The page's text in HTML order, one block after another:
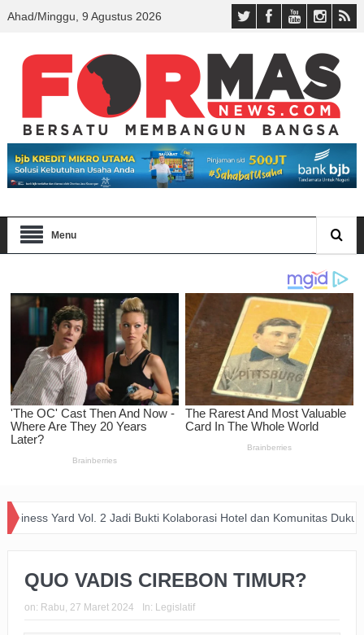
Ahad/Minggu, 9 Agustus 2026
Menu
Vol. 2 Jadi Bukti Kolaborasi Hotel dan Komunitas Dukung Aksi
QUO VADIS CIREBON TIMUR?
on: Rabu, 27 Maret 2024 In: Legislatif